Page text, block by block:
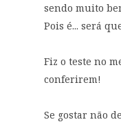
sendo muito
Pois é... será
Fiz o teste no
conferirem!
Se gostar não